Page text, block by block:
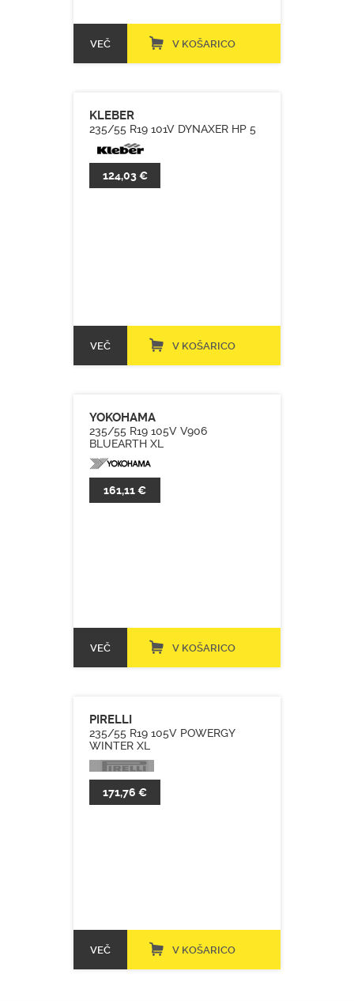
VEČ V KOŠARICO
KLEBER
235/55 R19 101V DYNAXER HP 5
124,03 €
VEČ V KOŠARICO
YOKOHAMA
235/55 R19 105V V906
BLUEARTH XL
161,11 €
VEČ V KOŠARICO
PIRELLI
235/55 R19 105V POWERGY
WINTER XL
171,76 €
VEČ V KOŠARICO